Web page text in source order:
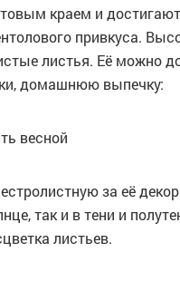
краем и
привкуса.
листья. Её можно
домашнюю выпечку:
весной
за её
так и в тени и
листьев.